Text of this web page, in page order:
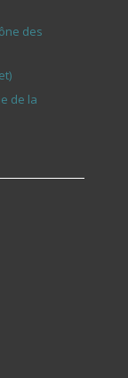
des
de la